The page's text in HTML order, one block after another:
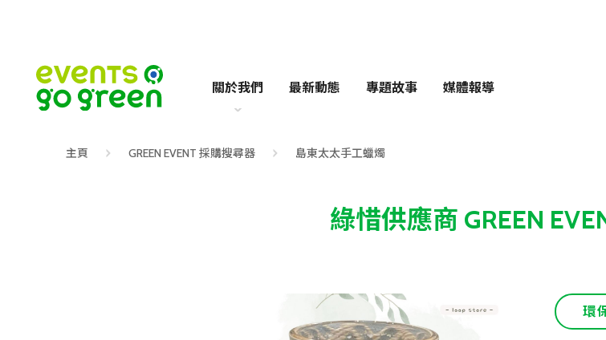
關於我們 最新動態 專題故事 媒體報導
主頁 GREEN EVENT 採購搜尋器 島東太太手工蠟燭
綠惜供應商 GREEN
環